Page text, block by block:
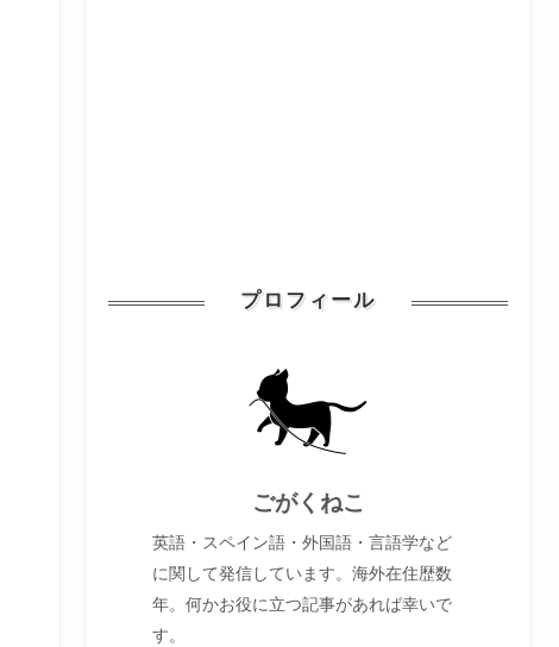
プロフィール
ごがくねこ
英語・スペイン語・外国語・言語学など
に関して発信しています。海外在住歴数
年。何かお役に立つ記事があれば幸いで
す。